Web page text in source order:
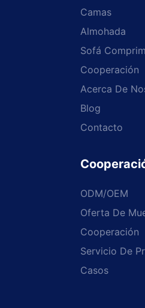
Camas
Almohada
Sofá
Cooperación
Acerca De
Blog
Contacto
ODM/OEM
Oferta De
Cooperación
Servicio De
Casos